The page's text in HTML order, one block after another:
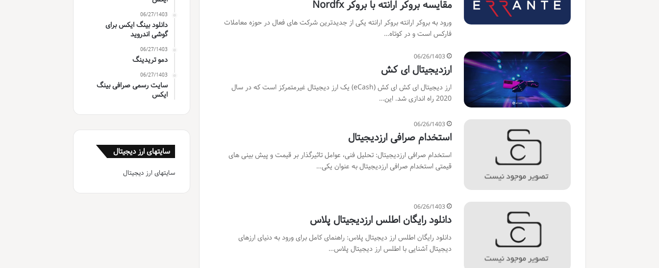
مقایسه بروکر ارانته با بروکر Nordfx
ورود به بروکر ارانته بروکر ارانته یکی از جدیدترین شرکت های فعال در حوزه معاملات
فارکس است و در کوتاه…
06/26/1403
ارزدیجیتال ای کش
ارز دیجیتال ای کش ای کش (eCash) یک ارز دیجیتال غیرمتمرکز است که در سال
2020 راه اندازی شد. این…
06/26/1403
استخدام صرافی ارزدیجیتال
استخدام صرافی ارزدیجیتال: تحلیل فنی، عوامل تاثیرگذار بر قیمت و پیش بینی های
قیمتی استخدام صرافی ارزدیجیتال به عنوان یکی…
06/26/1403
دانلود رایگان اطلس ارزدیجیتال پلاس
دانلود رایگان اطلس ارز دیجیتال پلاس: راهنمای کامل برای ورود به دنیای ارزهای
دیجیتال آشنایی با اطلس ارز دیجیتال پلاس…
06/27/1403
دانلود بینگ ایکس برای
گوشی اندروید
06/27/1403
دمو تریدینگ
06/27/1403
سایت رسمی صرافی بینگ
ایکس
سایتهای ارز دیجیتال
سایتهای ارز دیجیتال